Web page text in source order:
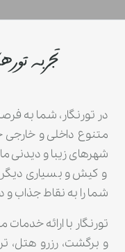
تجربه
در تورنگار، شما به
متنوع داخلی و
شهرهای زیبا و دیدنی
و کیش و بسیاری
شما را به نقاط جذاب
تورنگار با ارائه
و برگشت، رزرو هتل،